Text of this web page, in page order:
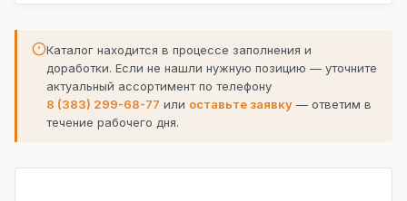
Каталог находится в процессе заполнения и
доработки. Если не нашли нужную позицию — уточните
актуальный ассортимент по телефону
8 (383) 299-68-77 или оставьте заявку — ответим в
течение рабочего дня.